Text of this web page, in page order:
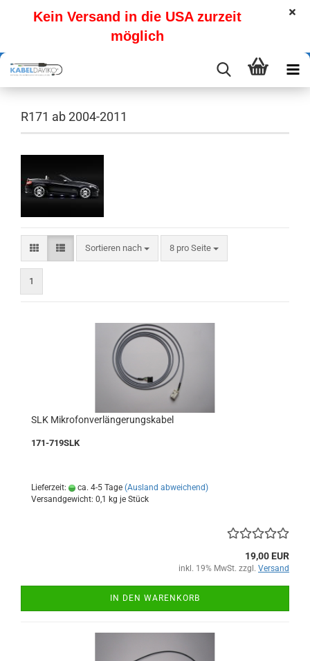
Kein Versand in die USA zurzeit
möglich
R171 ab 2004-2011
Sortieren nach
Sortieren nach 8 pro Seite
pro Seite
1
SLK Mikrofonverlängerungskabel
171-719SLK
Lieferzeit: ca. 4-5 Tage (Ausland abweichend)
Versandgewicht: 0,1 kg je Stück
19,00 EUR
inkl. 19% MwSt. zzgl. Versand
IN DEN WARENKORB